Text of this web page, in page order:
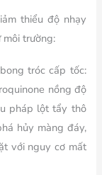
thiểu độ nhạy
môi trường:
tróc cấp tốc:
nồng độ
pháp lột tẩy thô
hủy màng đáy,
với nguy cơ mất